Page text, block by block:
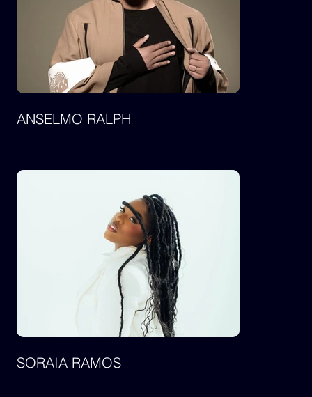
ANSELMO RALPH
SORAIA RAMOS